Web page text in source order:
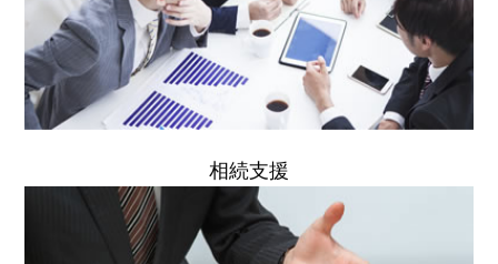
相続支援